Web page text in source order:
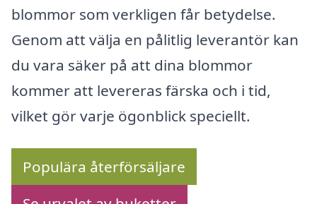
blommor som verkligen får betydelse.
Genom att välja en pålitlig leverantör kan
du vara säker på att dina blommor
kommer att levereras färska och i tid,
vilket gör varje ögonblick speciellt.
Populära återförsäljare